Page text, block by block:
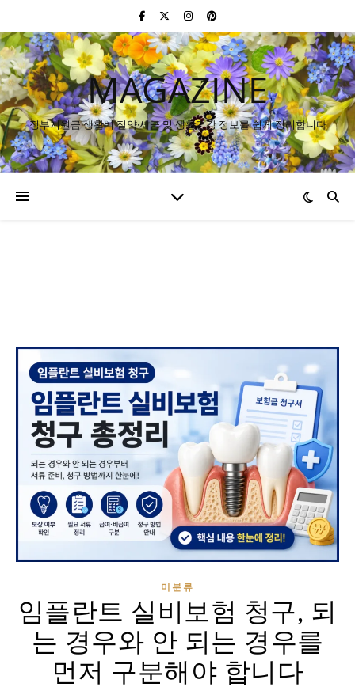
MAGAZINE
정부지원금·생활비 절약·세금 및 생활건강 정보를 쉽게 정리합니다
미분류
임플란트 실비보험 청구, 되
는 경우와 안 되는 경우를
먼저 구분해야 합니다